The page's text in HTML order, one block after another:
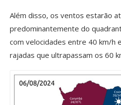
Além disso, os ventos estarão
predominantemente do
com velocidades entre 40 km/h
rajadas que ultrapassam os 60